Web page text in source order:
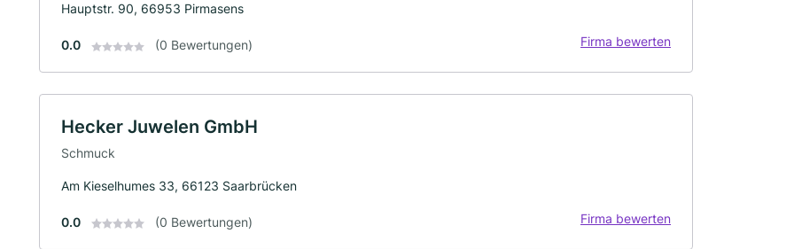
Hauptstr. 90, 66953 Pirmasens
0.0 (0 Bewertungen) Firma bewerten
Hecker Juwelen GmbH
Schmuck
Am Kieselhumes 33, 66123 Saarbrücken
0.0 (0 Bewertungen) Firma bewerten